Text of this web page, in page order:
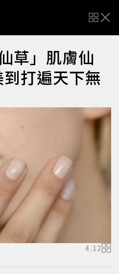
草」肌膚仙
打遍天下無
4/12